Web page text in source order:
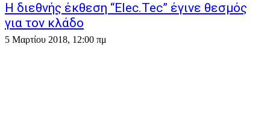
Η διεθνής έκθεση “Elec.Tec” έγινε θεσμός
για τον κλάδο
5 Μαρτίου 2018, 12:00 πμ